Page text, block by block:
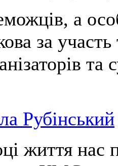
а
за
та
Рубінський
життя нас